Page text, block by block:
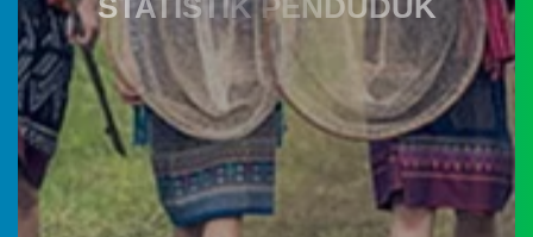
STATISTIK PENDUDUK
Kabupaten Agam
Kemendesa
PDTT
YUNAIDI.S
21 Mei 2024 22:49:34
Manthap kembangkan
dan lanjutkan melalui
siaran tv nagaari...
Instagram